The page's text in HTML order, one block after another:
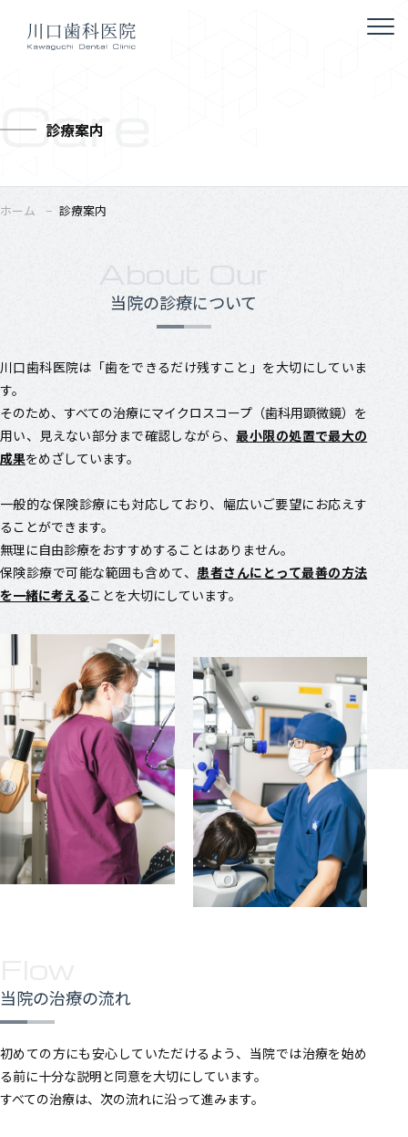
診療案内
Care
ホーム 診療案内
About Our
当院の診療について
川口歯科医院は「歯をできるだけ残すこと」を大切にしていま
す。
そのため、すべての治療にマイクロスコープ（歯科用顕微鏡）を
用い、見えない部分まで確認しながら、最小限の処置で最大の
成果をめざしています。
一般的な保険診療にも対応しており、幅広いご要望にお応えす
ることができます。
無理に自由診療をおすすめすることはありません。
保険診療で可能な範囲も含めて、患者さんにとって最善の方法
を一緒に考えることを大切にしています。
当院の治療の流れ
初めての方にも安心していただけるよう、当院では治療を始め
る前に十分な説明と同意を大切にしています。
すべての治療は、次の流れに沿って進みます。